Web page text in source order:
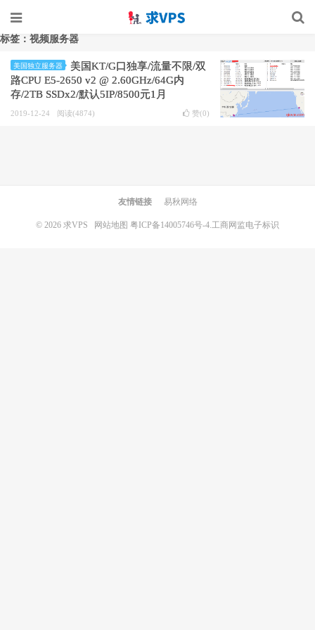
标签：视频服务器
美国独立服务器
美国KT/G口独享/流量不限/双
路CPU E5-2650 v2 @ 2.60GHz/64G内
存/2TB SSDx2/默认5IP/8500元1月
2019-12-24 阅读(4874) 赞(0)
友情链接 易秋网络
© 2026 求VPS 网站地图 粤ICP备14005746号-4.工商网监电子标识